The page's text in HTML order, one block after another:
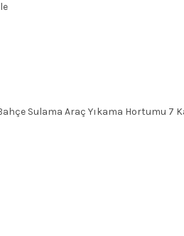
Sulama Araç Yıkama Hortumu 7